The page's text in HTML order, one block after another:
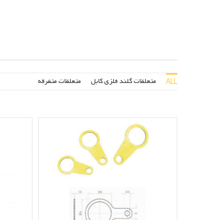
ALL متعلقات گلند فلزی کابل متعلقات متفرقه